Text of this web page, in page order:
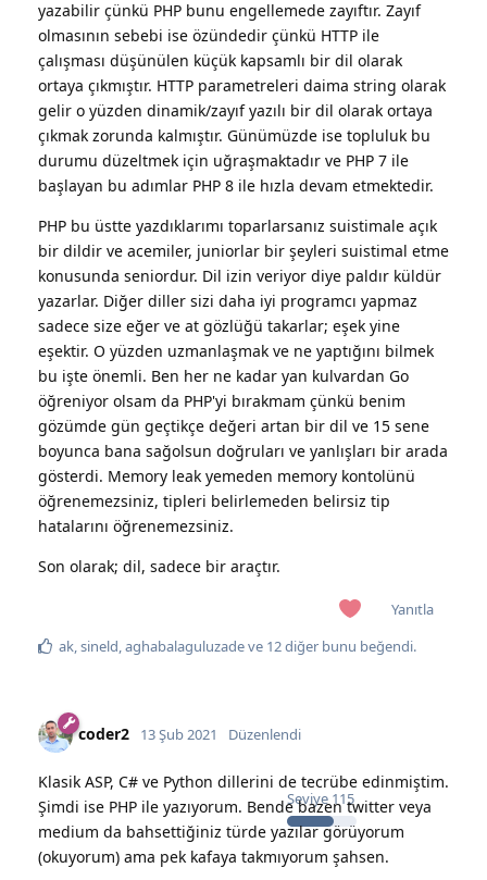
yazabilir çünkü PHP bunu engellemede zayıftır. Zayıf
olmasının sebebi ise özündedir çünkü HTTP ile
çalışması düşünülen küçük kapsamlı bir dil olarak
ortaya çıkmıştır. HTTP parametreleri daima string olarak
gelir o yüzden dinamik/zayıf yazılı bir dil olarak ortaya
çıkmak zorunda kalmıştır. Günümüzde ise topluluk bu
durumu düzeltmek için uğraşmaktadır ve PHP 7 ile
başlayan bu adımlar PHP 8 ile hızla devam etmektedir.
PHP bu üstte yazdıklarımı toparlarsanız suistimale açık
bir dildir ve acemiler, juniorlar bir şeyleri suistimal etme
konusunda seniordur. Dil izin veriyor diye paldır küldür
yazarlar. Diğer diller sizi daha iyi programcı yapmaz
sadece size eğer ve at gözlüğü takarlar; eşek yine
eşektir. O yüzden uzmanlaşmak ve ne yaptığını bilmek
bu işte önemli. Ben her ne kadar yan kulvardan Go
öğreniyor olsam da PHP'yi bırakmam çünkü benim
gözümde gün geçtikçe değeri artan bir dil ve 15 sene
boyunca bana sağolsun doğruları ve yanlışları bir arada
gösterdi. Memory leak yemeden memory kontolünü
öğrenemezsiniz, tipleri belirlemeden belirsiz tip
hatalarını öğrenemezsiniz.
Son olarak; dil, sadece bir araçtır.
Yanıtla
ak,sineld,aghabalaguluzadeve 12diğer bunu beğendi.
coder2
Seviye 115
13 Şub 2021 Düzenlendi
Klasik ASP, C# ve Python dillerini de tecrübe edinmiştim.
Şimdi ise PHP ile yazıyorum. Bende bazen twitter veya
medium da bahsettiğiniz türde yazılar görüyorum
(okuyorum) ama pek kafaya takmıyorum şahsen.